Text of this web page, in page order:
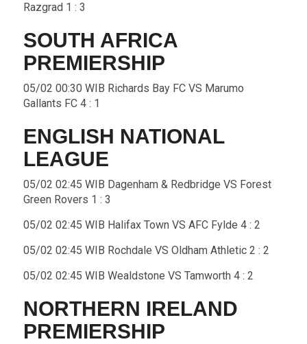
Razgrad 1 : 3
SOUTH AFRICA
PREMIERSHIP
05/02 00:30 WIB Richards Bay FC VS Marumo
Gallants FC 4 : 1
ENGLISH NATIONAL
LEAGUE
05/02 02:45 WIB Dagenham & Redbridge VS Forest
Green Rovers 1 : 3
05/02 02:45 WIB Halifax Town VS AFC Fylde 4 : 2
05/02 02:45 WIB Rochdale VS Oldham Athletic 2 : 2
05/02 02:45 WIB Wealdstone VS Tamworth 4 : 2
NORTHERN IRELAND
PREMIERSHIP